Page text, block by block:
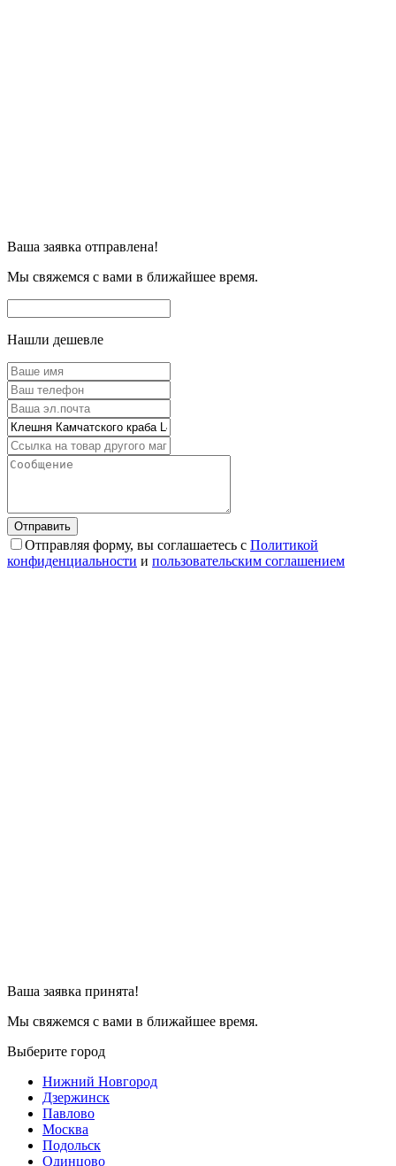
Ваша заявка отправлена!
Мы свяжемся с вами в ближайшее время.
Нашли дешевле
Отправляя форму, вы соглашаетесь с Политикой
конфиденциальности и пользовательским соглашением
Ваша заявка принята!
Мы свяжемся с вами в ближайшее время.
Выберите город
Нижний Новгород
Дзержинск
Павлово
Москва
Подольск
Одинцово